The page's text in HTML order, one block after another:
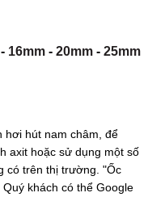
16mm- 20mm- 25mm
hơi hút nam châm, để
axit hoặc sử dụng một số
có trên thị trường. "Ốc
khách có thể Google